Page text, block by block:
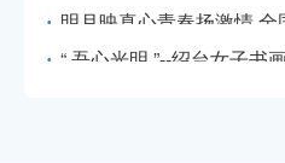
· 明月映真心青春扬激情 全
· “ 吾心光明 ”--绍台女子书